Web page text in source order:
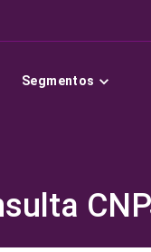
Segmentos